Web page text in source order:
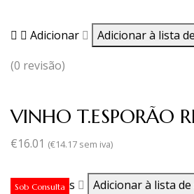
Adicionar Adicionar à lista
(0 revisão)
VINHO T.ESPORÃO
€16.01 (€14.17 sem iva)
Sob Consulta
Ler mais Adicionar à lista de